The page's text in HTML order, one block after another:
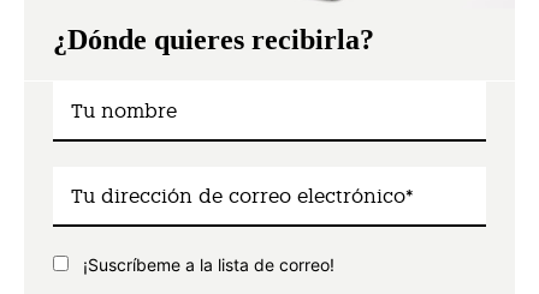
¿Dónde quieres recibirla?
¡Suscríbeme a la lista de correo!